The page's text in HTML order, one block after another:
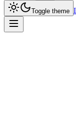
Toggle theme